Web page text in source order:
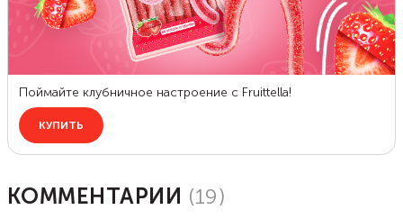
КОММЕНТАРИИ (19)